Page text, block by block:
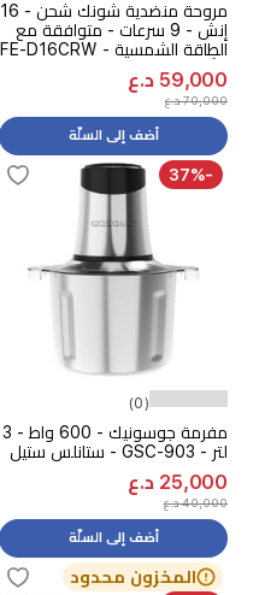
مروحة منضدية شونك شحن - 16
إنش - 9 سرعات - متوافقة مع
الطاقة الشمسية - FE-D16CRW
- أبيض
59,000 د.ع
70,000 د.ع
أضف إلى السلّة
-37%
(0)
مفرمة جوسونيك - 600 واط - 3
لتر - GSC-903 - ستانلس ستيل
25,000 د.ع
40,000 د.ع
أضف إلى السلّة
المخزون محدود